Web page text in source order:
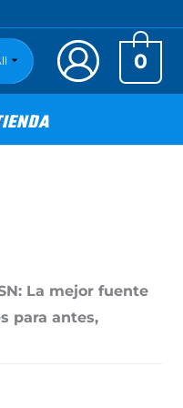
0
La mejor fuente
para antes,